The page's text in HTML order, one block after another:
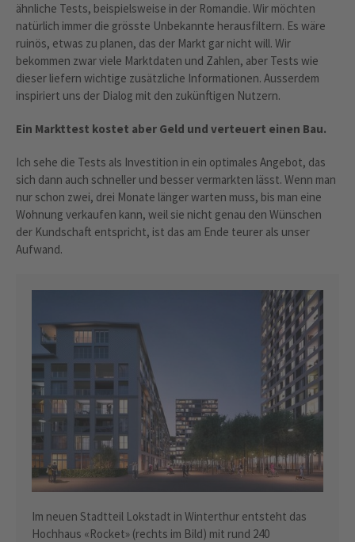
ähnliche Tests, beispielsweise in der Romandie. Wir möchten
natürlich immer die grösste Unbekannte herausfiltern. Es wäre
ruinös, etwas zu planen, das der Markt gar nicht will. Wir
bekommen zwar viele Marktdaten und Zahlen, aber Tests wie
dieser liefern wichtige zusätzliche Informationen. Ausserdem
inspiriert uns der Dialog mit den zukünftigen Nutzern.
Ein Markttest kostet aber Geld und verteuert einen Bau.
Ich sehe die Tests als Investition in ein optimales Angebot, das
sich dann auch schneller und besser vermarkten lässt. Wenn man
nur schon zwei, drei Monate länger warten muss, bis man eine
Wohnung verkaufen kann, weil sie nicht genau den Wünschen
der Kundschaft entspricht, ist das am Ende teurer als unser
Aufwand.
Im neuen Stadtteil Lokstadt in Winterthur entsteht das
Hochhaus «Rocket» (rechts im Bild) mit rund 240